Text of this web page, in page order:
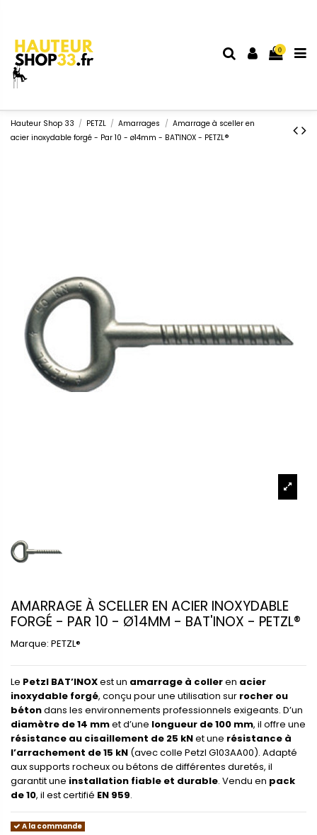
0
Hauteur Shop 33 PETZL Amarrages
Amarrage à sceller en
acier inoxydable forgé - Par 10 - ø14mm - BAT'INOX - PETZL®
AMARRAGE À SCELLER EN ACIER INOXYDABLE
FORGÉ - PAR 10 - Ø14MM - BAT'INOX - PETZL®
Marque: PETZL®
Le Petzl BAT’INOXest un amarrage à colleren acier
inoxydable forgé, conçu pour une utilisation sur rocher ou
bétondans les environnements professionnels exigeants. D’un
diamètre de 14 mmet d’une longueur de 100 mm, il offre une
résistance au cisaillement de 25 kNet une résistance à
l’arrachement de 15 kN (avec colle Petzl G103AA00). Adapté
aux supports rocheux ou bétons de différentes duretés, il
garantit une installation fiable et durable. Vendu en pack
de 10, il est certifié EN 959.
A la commande